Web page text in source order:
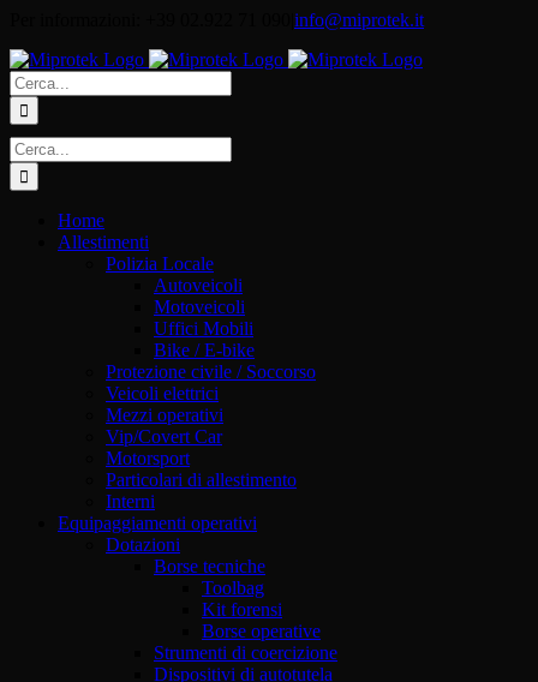
contenuto
info@miprotek.it
Cerca
per:
Cerca
per:
Home
Allestimenti
Polizia Locale
Autoveicoli
Motoveicoli
Uffici Mobili
Bike / E-bike
Protezione civile / Soccorso
Veicoli elettrici
Mezzi operativi
Vip/Covert Car
Motorsport
Particolari di allestimento
Interni
Equipaggiamenti operativi
Dotazioni
Borse tecniche
Toolbag
Kit forensi
Borse operative
Strumenti di coercizione
Dispositivi di autotutela